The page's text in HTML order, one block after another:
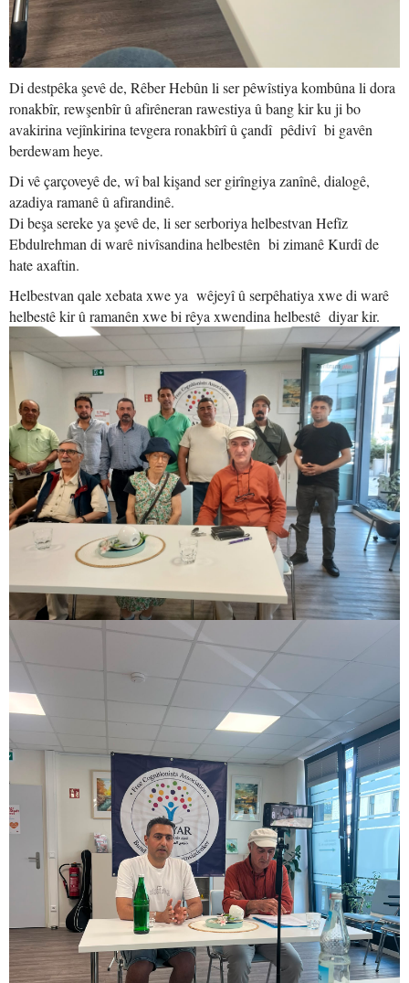
Di destpêka şevê de, Rêber Hebûn li ser pêwîstiya kombûna li dora
ronakbîr, rewşenbîr û afirêneran rawestiya û bang kir ku ji bo
avakirina vejînkirina tevgera ronakbîrî û çandî pêdivî bi gavên
berdewam heye.
Di vê çarçoveyê de, wî bal kişand ser girîngiya zanînê, dialogê,
azadiya ramanê û afirandinê.
Di beşa sereke ya şevê de, li ser serboriya helbestvan Hefîz
Ebdulrehman di warê nivîsandina helbestên bi zimanê Kurdî de
hate axaftin.
Helbestvan qale xebata xwe ya wêjeyî û serpêhatiya xwe di warê
helbestê kir û ramanên xwe bi rêya xwendina helbestê diyar kir.